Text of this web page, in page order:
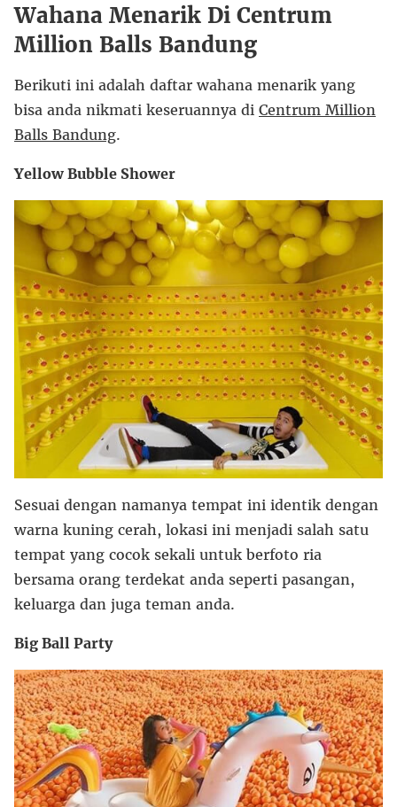
Wahana Menarik Di Centrum
Million Balls Bandung
Berikuti ini adalah daftar wahana menarik yang
bisa anda nikmati keseruannya di Centrum Million
Balls Bandung.
Yellow Bubble Shower
Sesuai dengan namanya tempat ini identik dengan
warna kuning cerah, lokasi ini menjadi salah satu
tempat yang cocok sekali untuk berfoto ria
bersama orang terdekat anda seperti pasangan,
keluarga dan juga teman anda.
Big Ball Party